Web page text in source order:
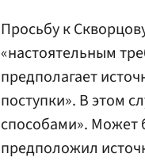
Просьбу к
«настоятельным
предполагает
поступки». В этом
способами». Может
предположил